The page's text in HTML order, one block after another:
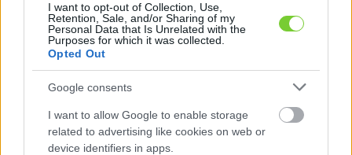
I want to opt-out of Collection, Use,
Retention, Sale, and/or Sharing of my
Personal Data that Is Unrelated with the
Purposes for which it was collected.
Opted Out
Google consents
I want to allow Google to enable storage
related to advertising like cookies on web or
device identifiers in apps.
Alpesi erika (Erica
carnea)
Az egyik legkorábban virágzó örökzöld cserje, amely már
az enyhébb téli napokon virágozni kezd. Nevelése nem